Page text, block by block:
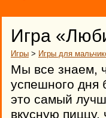
Игра
Игры > Игры для
Мы все знаем,
успешного дня
это самый
вкусную